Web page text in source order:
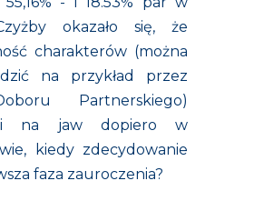
okazało się, że
charakterów (można
na przykład przez
Partnerskiego)
na jaw dopiero w
kiedy zdecydowanie
faza zauroczenia?